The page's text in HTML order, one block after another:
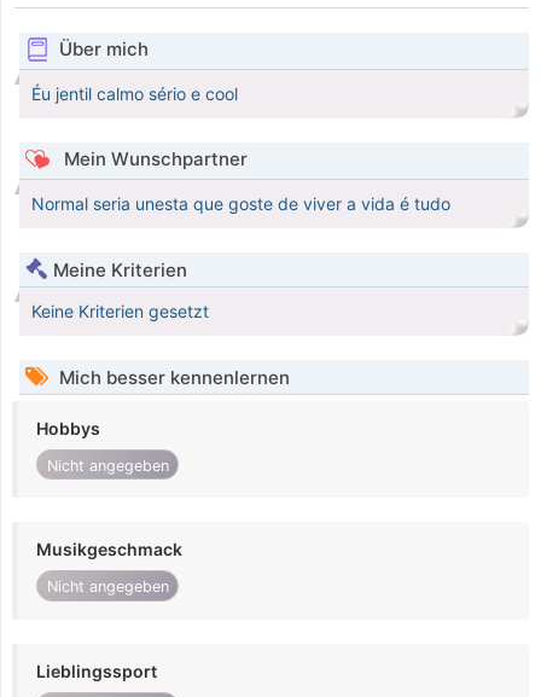
Über mich
Éu jentil calmo sério e cool
Mein Wunschpartner
Normal seria unesta que goste de viver a vida é tudo
Meine Kriterien
Keine Kriterien gesetzt
Mich besser kennenlernen
Hobbys
Nicht angegeben
Musikgeschmack
Nicht angegeben
Lieblingssport